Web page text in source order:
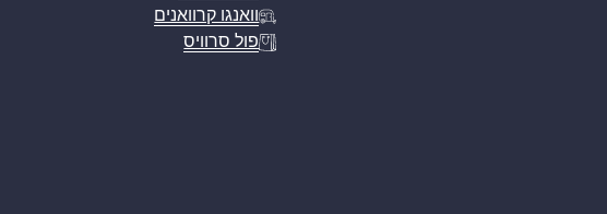
וואנגו קרוואנים
פול סרוויס